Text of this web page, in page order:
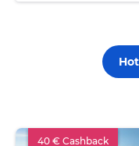
40 € Cashback